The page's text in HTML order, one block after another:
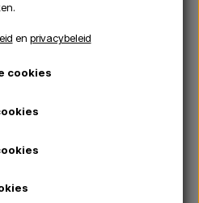
en privacybeleid
cookies